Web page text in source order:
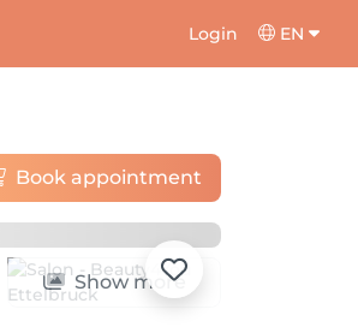
Login EN
Book appointment
Show more